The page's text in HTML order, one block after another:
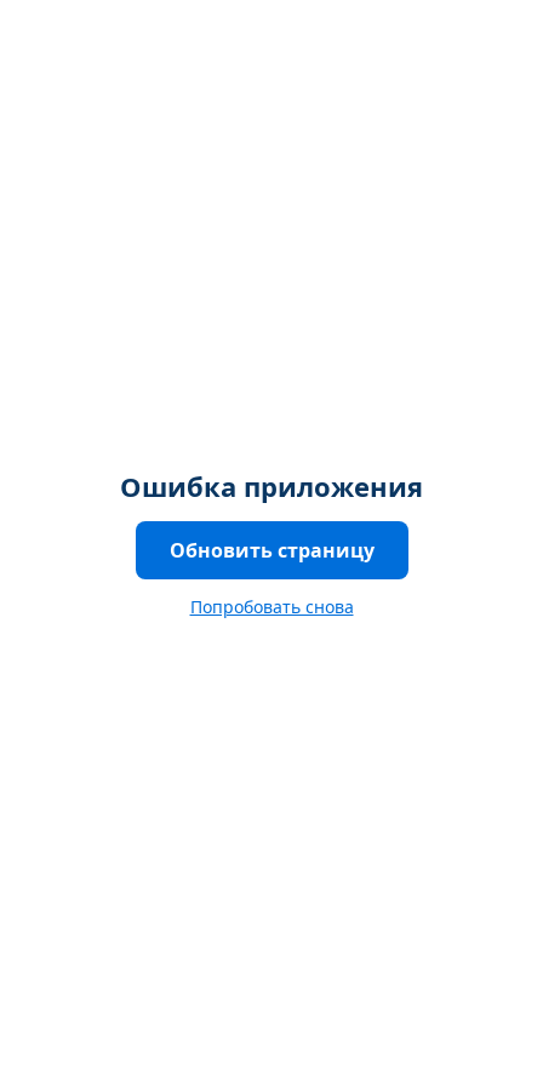
Ошибка приложения
Обновить страницу
Попробовать снова